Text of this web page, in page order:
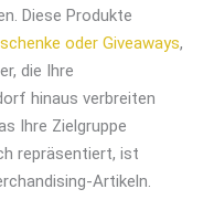
Diese Produkte
oder Giveaways,
die Ihre
hinaus verbreiten
Ihre Zielgruppe
repräsentiert, ist
Artikeln.